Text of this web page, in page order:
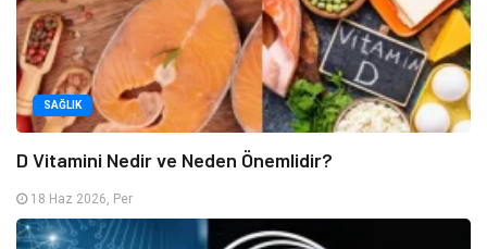
SAĞLIK
D Vitamini Nedir ve Neden Önemlidir?
18 Haz 2026, Per